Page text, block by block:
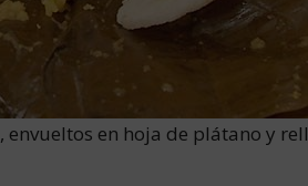
, envueltos en hoja de plátano y